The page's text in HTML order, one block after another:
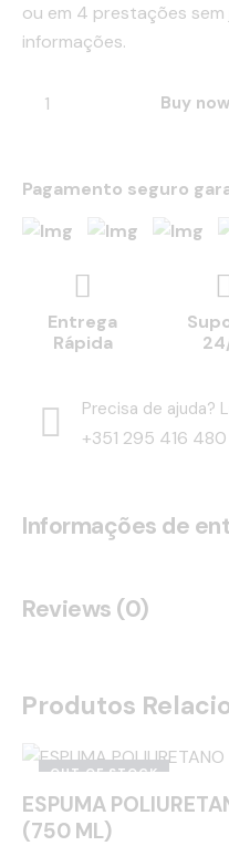
ou em 4 prestações sem
informações.
Buy now
Pagamento seguro
Entrega
Rápida
Precisa de ajuda?
+351 295 416 480
Informações de
Reviews (0)
Produtos
OUT OF STOCK
ESPUMA
(750 ML)